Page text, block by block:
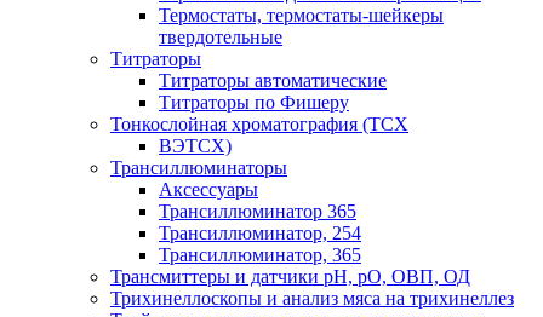
Термостаты, термостаты-шейкеры
твердотельные
Титраторы
Титраторы автоматические
Титраторы по Фишеру
Тонкослойная хроматография (ТСХ
ВЭТСХ)
Трансиллюминаторы
Аксессуары
Трансиллюминатор 365
Трансиллюминатор, 254
Трансиллюминатор, 365
Трансмиттеры и датчики рН, рО, ОВП, ОД
Трихинеллоскопы и анализ мяса на трихинеллез